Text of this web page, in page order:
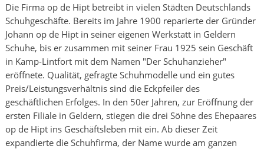
Die Firma op de Hipt betreibt in vielen Städten Deutschlands
Schuhgeschäfte. Bereits im Jahre 1900 reparierte der Gründer
Johann op de Hipt in seiner eigenen Werkstatt in Geldern
Schuhe, bis er zusammen mit seiner Frau 1925 sein Geschäft
in Kamp-Lintfort mit dem Namen "Der Schuhanzieher"
eröffnete. Qualität, gefragte Schuhmodelle und ein gutes
Preis/Leistungsverhältnis sind die Eckpfeiler des
geschäftlichen Erfolges. In den 50er Jahren, zur Eröffnung der
ersten Filiale in Geldern, stiegen die drei Söhne des Ehepaares
op de Hipt ins Geschäftsleben mit ein. Ab dieser Zeit
expandierte die Schuhfirma, der Name wurde am ganzen